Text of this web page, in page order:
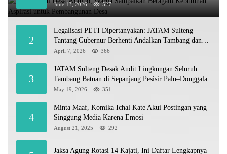
June 13, 2026 527
2
Legalisasi PETI Dipertanyakan: JATAM Sulteng
Tantang Gubernur Berhenti Andalkan Tambang dan
Selamatkan Parigi Moutong sebagai Lumbung Pangan
April 7, 2026 366
3
JATAM Sulteng Desak Audit Lingkungan Seluruh
Tambang Batuan di Sepanjang Pesisir Palu–Donggala
May 19, 2026 351
4
Minta Maaf, Komika Ichal Kate Akui Postingan yang
Singgung Media Karena Emosi
August 21, 2025 292
Jaksa Agung Rotasi 14 Kajati, Ini Daftar Lengkapnya